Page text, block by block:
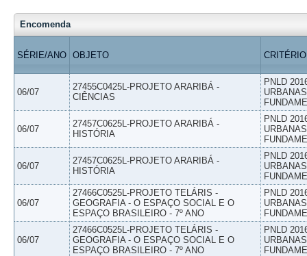
Encomenda
SÉRIE/ANO OBJETO CRITÉRIO
06/07
27455C0425L-PROJETO ARARIBÁ -
CIÊNCIAS
PNLD
06/07
27457C0625L-PROJETO ARARIBÁ -
HISTÓRIA
PNLD
06/07
27457C0625L-PROJETO ARARIBÁ -
HISTÓRIA
PNLD
06/07
27466C0525L-PROJETO TELÁRIS -
GEOGRAFIA - O ESPAÇO SOCIAL E O
ESPAÇO BRASILEIRO - 7º ANO
PNLD
06/07
27466C0525L-PROJETO TELÁRIS -
GEOGRAFIA - O ESPAÇO SOCIAL E O
ESPAÇO BRASILEIRO - 7º ANO
PNLD